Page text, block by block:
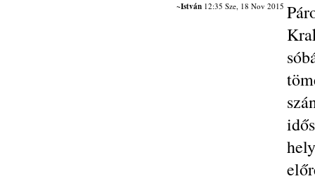
~István 12:35 Sze, 18 Nov 2015